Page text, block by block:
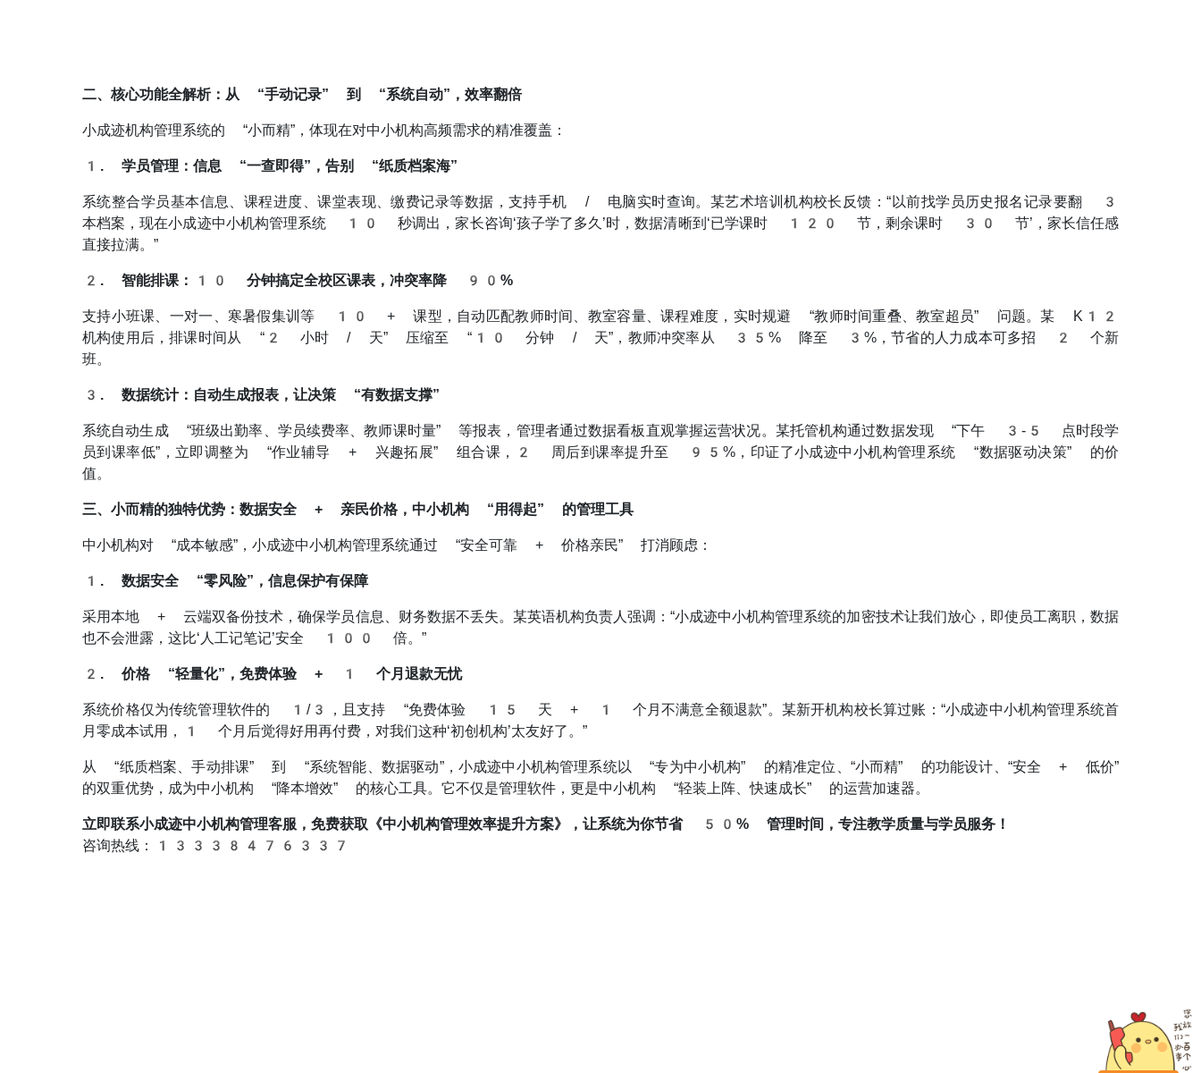
二、核心功能全解析：从 “手动记录” 到 “系统自动”，效率翻倍
小成迹机构管理系统的 “小而精”，体现在对中小机构高频需求的精准覆盖：
1. 学员管理：信息 “一查即得”，告别 “纸质档案海”
系统整合学员基本信息、课程进度、课堂表现、缴费记录等数据，支持手机 / 电脑实时查询。某艺术培训机构校长反馈：“以前找学员历史报名记录要翻 3
本档案，现在小成迹中小机构管理系统 10 秒调出，家长咨询‘孩子学了多久’时，数据清晰到‘已学课时 120 节，剩余课时 30 节’，家长信任感
直接拉满。”
2. 智能排课：10 分钟搞定全校区课表，冲突率降 90%
支持小班课、一对一、寒暑假集训等 10 + 课型，自动匹配教师时间、教室容量、课程难度，实时规避 “教师时间重叠、教室超员” 问题。某 K12
机构使用后，排课时间从 “2 小时 / 天” 压缩至 “10 分钟 / 天”，教师冲突率从 35% 降至 3%，节省的人力成本可多招 2 个新
班。
3. 数据统计：自动生成报表，让决策 “有数据支撑”
系统自动生成 “班级出勤率、学员续费率、教师课时量” 等报表，管理者通过数据看板直观掌握运营状况。某托管机构通过数据发现 “下午 3-5 点时段学
员到课率低”，立即调整为 “作业辅导 + 兴趣拓展” 组合课，2 周后到课率提升至 95%，印证了小成迹中小机构管理系统 “数据驱动决策” 的价
值。
三、小而精的独特优势：数据安全 + 亲民价格，中小机构 “用得起” 的管理工具
中小机构对 “成本敏感”，小成迹中小机构管理系统通过 “安全可靠 + 价格亲民” 打消顾虑：
1. 数据安全 “零风险”，信息保护有保障
采用本地 + 云端双备份技术，确保学员信息、财务数据不丢失。某英语机构负责人强调：“小成迹中小机构管理系统的加密技术让我们放心，即使员工离职，数据
也不会泄露，这比‘人工记笔记’安全 100 倍。”
2. 价格 “轻量化”，免费体验 + 1 个月退款无忧
系统价格仅为传统管理软件的 1/3，且支持 “免费体验 15 天 + 1 个月不满意全额退款”。某新开机构校长算过账：“小成迹中小机构管理系统首
月零成本试用，1 个月后觉得好用再付费，对我们这种‘初创机构’太友好了。”
从 “纸质档案、手动排课” 到 “系统智能、数据驱动”，小成迹中小机构管理系统以 “专为中小机构” 的精准定位、“小而精” 的功能设计、“安全 + 低价”
的双重优势，成为中小机构 “降本增效” 的核心工具。它不仅是管理软件，更是中小机构 “轻装上阵、快速成长” 的运营加速器。
立即联系小成迹中小机构管理客服，免费获取《中小机构管理效率提升方案》，让系统为你节省 50% 管理时间，专注教学质量与学员服务！
咨询热线：13338476337
申请免费体验
0/11
立即申请